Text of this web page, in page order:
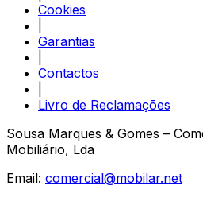
Cookies
Garantias
Contactos
Livro de Reclamações
Sousa Marques & Gomes –
Mobiliário, Lda
Email: comercial@mobilar.net